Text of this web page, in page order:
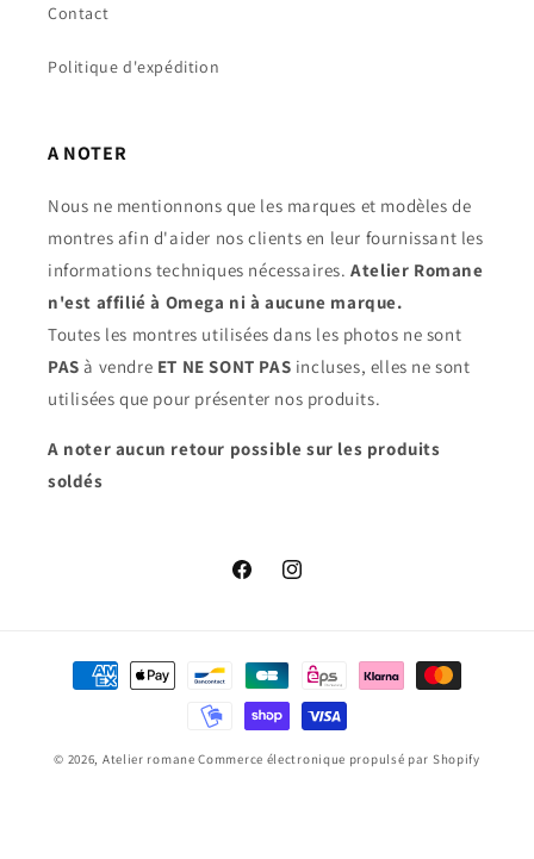
Contact
Politique d'expédition
A NOTER
Nous ne mentionnons que les marques et modèles de
montres afin d'aider nos clients en leur fournissant les
informations techniques nécessaires. Atelier Romane
n'est affilié à Omega ni à aucune marque.
Toutes les montres utilisées dans les photos ne sont
PAS à vendre ET NE SONT PAS incluses, elles ne sont
utilisées que pour présenter nos produits.
A noter aucun retour possible sur les produits
soldés
FacebookInstagram
Moyens
© 2026, Atelier romane Commerce électronique propulsé par Shopify